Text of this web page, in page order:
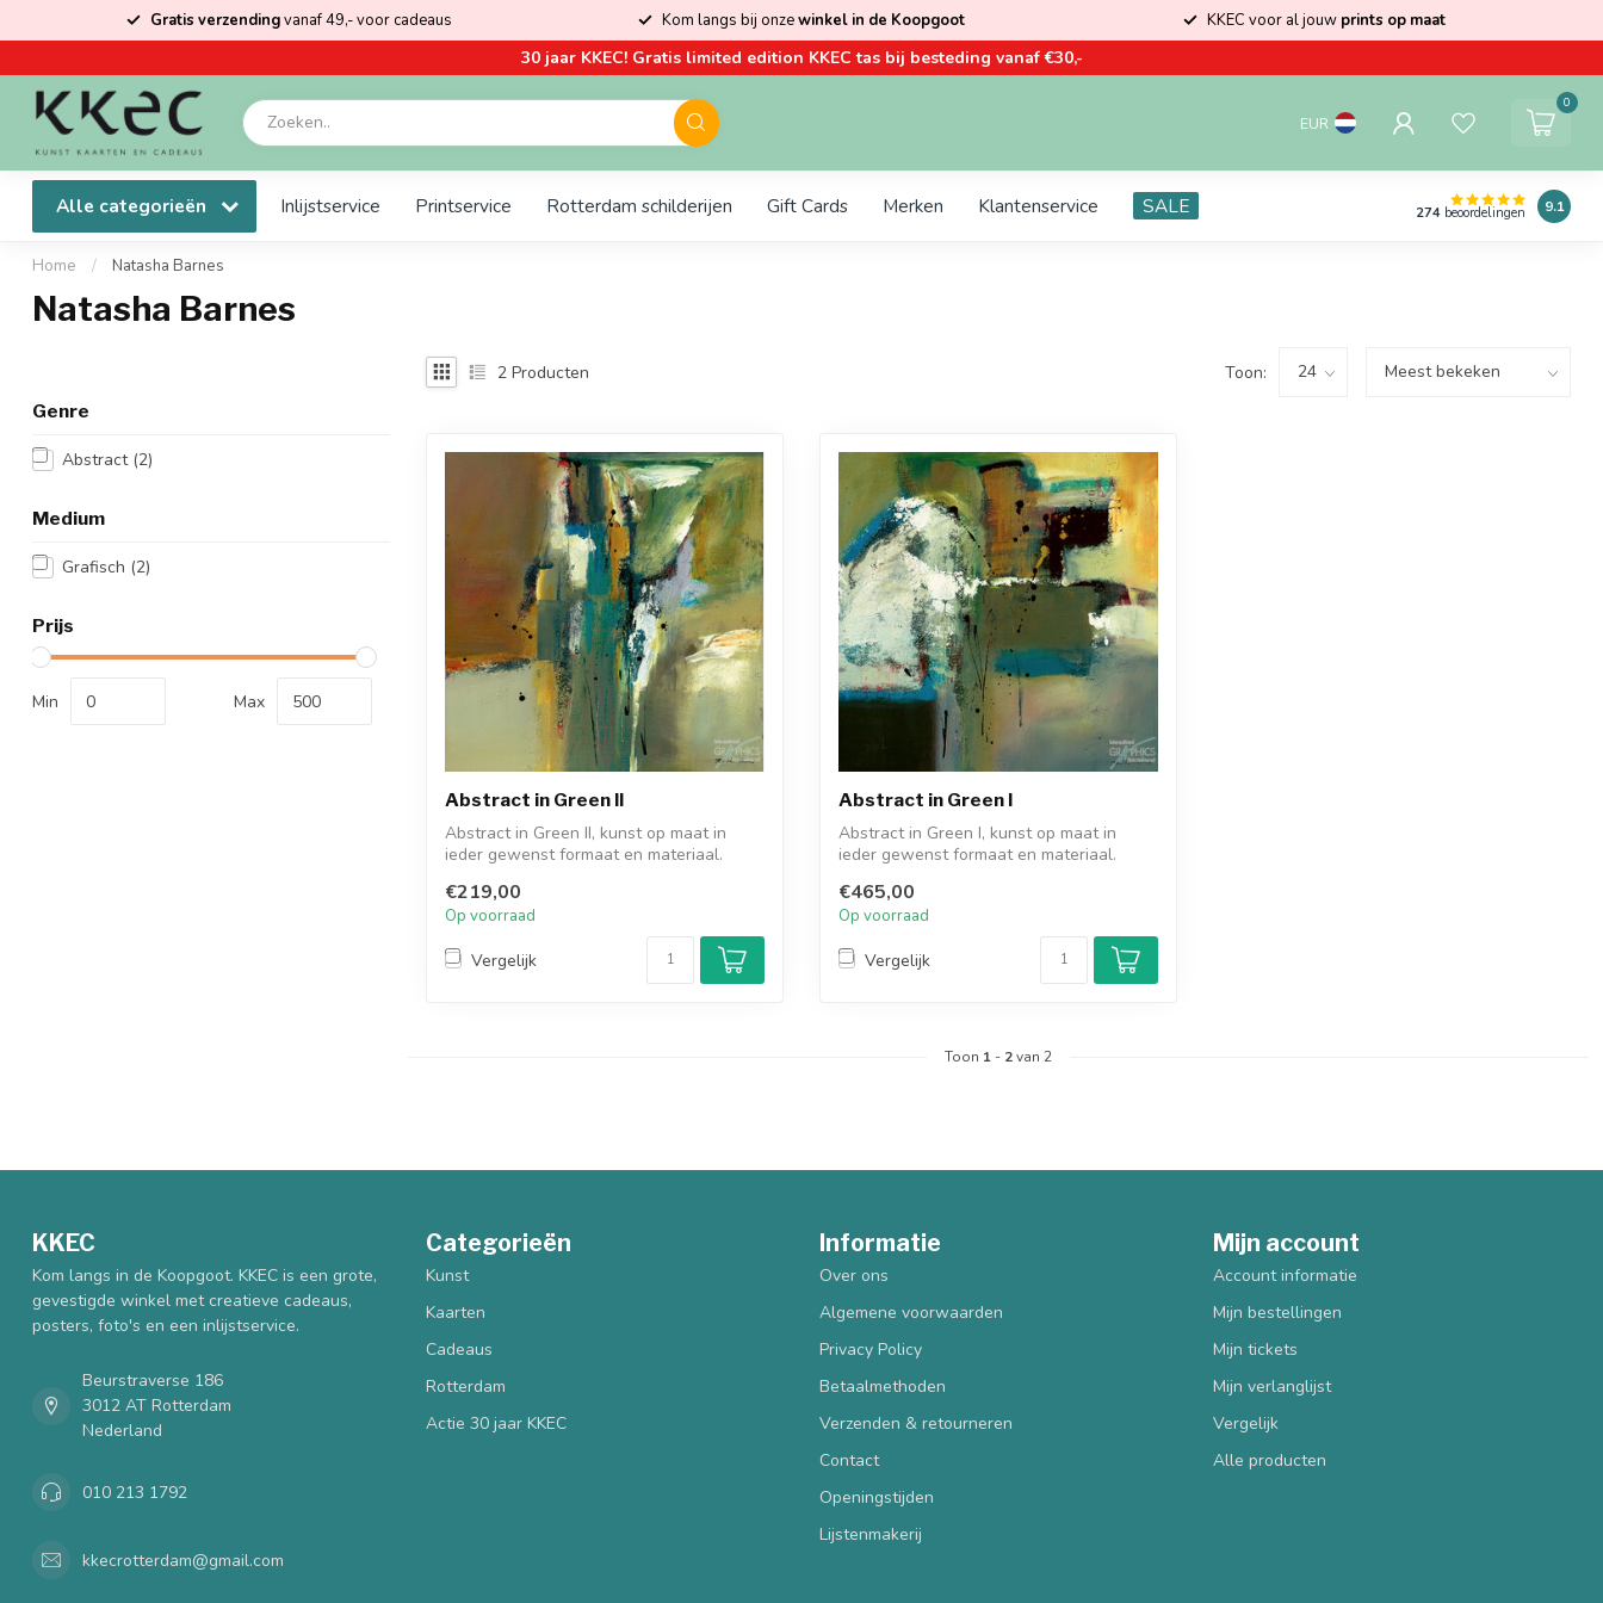
Gratis verzendingvanaf 49,- voor cadeaus Kom langs bij onzewinkel in de Koopgoot KKEC voor al jouw prints op maat
30 jaar KKEC! Gratis limited edition KKEC tas bij besteding vanaf €30,-
EUR
0
Alle categorieën Inlijstservice Printservice Rotterdam schilderijen Gift Cards Merken Klantenservice SALE 274 beoordelingen 9.1
Home / Natasha Barnes
Natasha Barnes
Genre
Abstract (2)
Medium
Grafisch (2)
Prijs
Min Max
2 Producten Toon:
Abstract in Green II
Abstract in Green II, kunst op maat in
ieder gewenst formaat en materiaal.
€219,00
Op voorraad
Vergelijk
Abstract in Green I
Abstract in Green I, kunst op maat in
ieder gewenst formaat en materiaal.
€465,00
Op voorraad
Vergelijk
Toon 1 - 2van 2
KKEC
Kom langs in de Koopgoot. KKEC is een grote,
gevestigde winkel met creatieve cadeaus,
posters, foto's en een inlijstservice.
Beurstraverse 186
3012 AT Rotterdam
Nederland
010 213 1792
kkecrotterdam@gmail.com
Categorieën
Kunst
Kaarten
Cadeaus
Rotterdam
Actie 30 jaar KKEC
Informatie
Over ons
Algemene voorwaarden
Privacy Policy
Betaalmethoden
Verzenden & retourneren
Contact
Openingstijden
Lijstenmakerij
Mijn account
Account informatie
Mijn bestellingen
Mijn tickets
Mijn verlanglijst
Vergelijk
Alle producten